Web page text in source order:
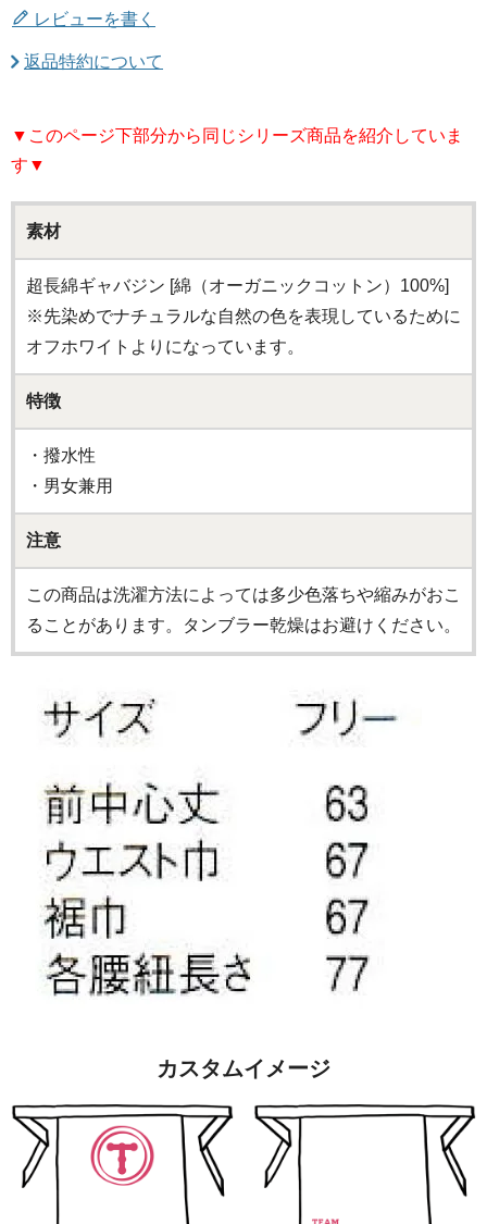
レビューを書く
返品特約について
▼このページ下部分から同じシリーズ商品を紹介していま
す▼
素材
超長綿ギャバジン [綿（オーガニックコットン）100%]
※先染めでナチュラルな自然の色を表現しているために
オフホワイトよりになっています。
特徴
・撥水性
・男女兼用
注意
この商品は洗濯方法によっては多少色落ちや縮みがおこ
ることがあります。タンブラー乾燥はお避けください。
カスタムイメージ